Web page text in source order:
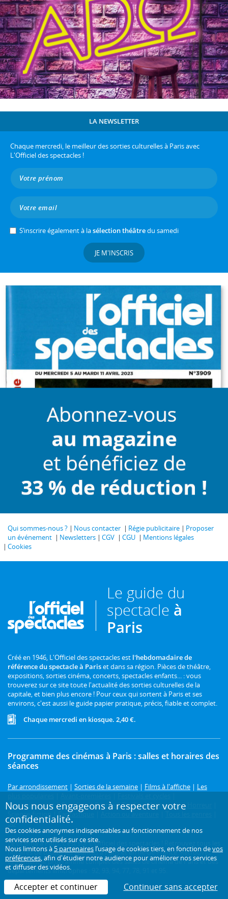
LA NEWSLETTER
Chaque mercredi, le meilleur des sorties culturelles à Paris avec
L'Officiel des spectacles !
S’inscrire également à lasélection théâtredu samedi
JE M'INSCRIS
Qui sommes-nous ? Nous contacter Régie publicitaire
Proposer
un événement
Newsletters CGV CGU
Mentions légales
Cookies
Le guide du
spectacle à
Paris
Créé en 1946, L'Officiel des spectacles est l'hebdomadaire de
référence du spectacle à Pariset dans sa région. Pièces de théâtre,
expositions, sorties cinéma, concerts, spectacles enfants... : vous
trouverez sur ce site toute l'actualité des sorties culturelles de la
capitale, et bien plus encore ! Pour ceux qui sortent à Paris et ses
environs, c'est aussi le guide papier pratique, précis, fiable et complet.
Chaque mercredi en kiosque. 2,40 €.
Programme des cinémas à Paris : salles et horaires des
séances
Par arrondissement | Sorties de la semaine | Films à l'affiche | Les
Prochainement |Comédie|Drame |Thriller|Animation|
Science-fiction
|Fantastique Action ou aventure
3D
Le cinéma à Paris, c'est sur L'Officiel des spectacles ! Retrouvez tous les
horaires de toutes les séances à Paris et en Île-de-France. Retrouvez
également le programme complet des salles de cinéma de Paris et des
départements limitrophes : 92, 93, 94, 77, 78, 91 et 95.
Nous nous engageons à respecter votre
confidentialité.
Des cookies anonymes indispensables au fonctionnement de nos
services sont utilisés sur ce site.
Nous limitons à 5 partenaires l’usage de cookies tiers, en fonction devos
préférences, afin d'étudier notre audience pour améliorer nos services
et diffuser des vidéos.
Accepter et continuer Continuer sans accepter